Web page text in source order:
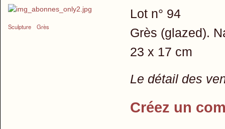
Sculpture Grès
Lot n° 94
Grès (glazed).
23 x 17 cm
Le détail des
Créez un